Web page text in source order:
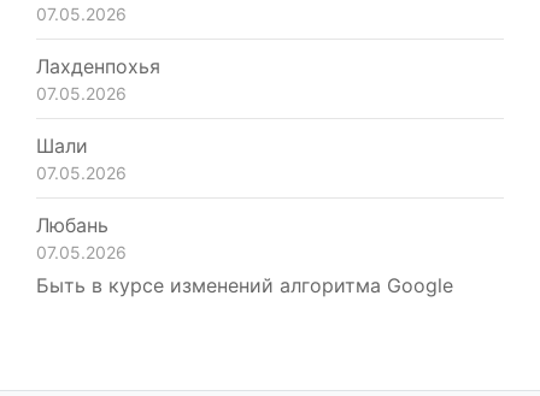
07.05.2026
Лахденпохья
07.05.2026
Шали
07.05.2026
Любань
07.05.2026
Быть в курсе изменений алгоритма Google